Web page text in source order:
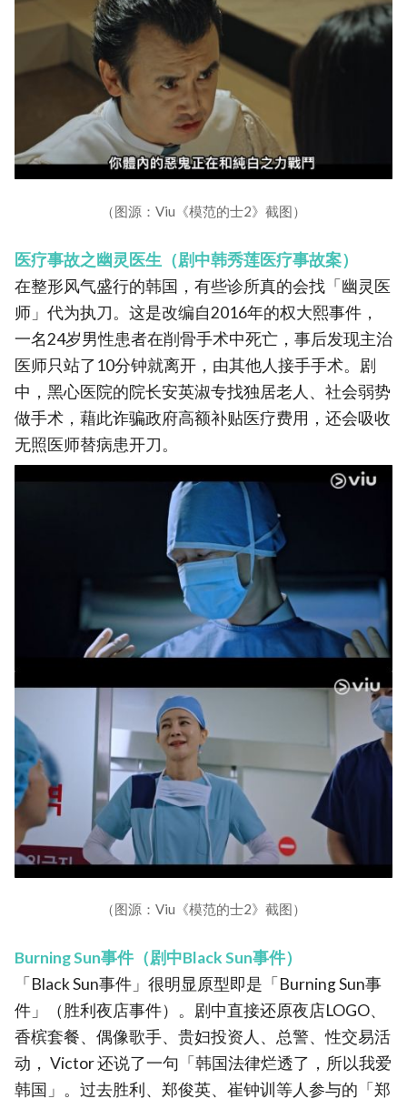
（图源：Viu《模范的士2》截图）
医疗事故之幽灵医生（剧中韩秀莲医疗事故案）
在整形风气盛行的韩国，有些诊所真的会找「幽灵医
师」代为执刀。这是改编自2016年的权大熙事件，
一名24岁男性患者在削骨手术中死亡，事后发现主治
医师只站了10分钟就离开，由其他人接手手术。剧
中，黑心医院的院长安英淑专找独居老人、社会弱势
做手术，藉此诈骗政府高额补贴医疗费用，还会吸收
无照医师替病患开刀。
（图源：Viu《模范的士2》截图）
Burning Sun事件（剧中Black Sun事件）
「Black Sun事件」很明显原型即是「Burning Sun事
件」（胜利夜店事件）。剧中直接还原夜店LOGO、
香槟套餐、偶像歌手、贵妇投资人、总警、性交易活
动， Victor 还说了一句「韩国法律烂透了，所以我爱
韩国」。过去胜利、郑俊英、崔钟训等人参与的「郑